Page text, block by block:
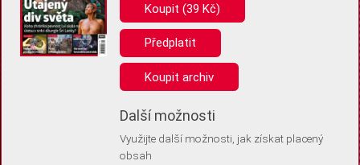
Pro základní fungování webu nepotřebujeme ukládat žádné informace
(tzv. cookies apod.). Rádi bychom vás ale požádali o souhlas s
uložením volitelných informací:
Anonymní unikátní ID
Díky němu příště poznáme, že se jedná o stejné zařízení, a
Identifikátor je zcela anonymní.
Vaše souhlasy a odmítnutí si ukládáme do vašeho zařízení, abychom se
vás už příště znovu neptali. Můžete je kdykoli později upravit ve Správě
Koupit (39 Kč)
Předplatit
Koupit archiv
Další možnosti
Využijte další možnosti, jak získat placený
obsah